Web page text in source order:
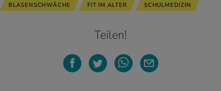
BLASENSCHWÄCHE FIT IM ALTER SCHULMEDIZIN
Teilen!